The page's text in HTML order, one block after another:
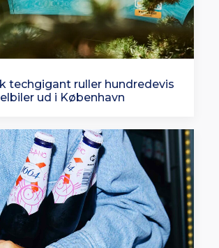
techgigant ruller hundredevis
ud i København